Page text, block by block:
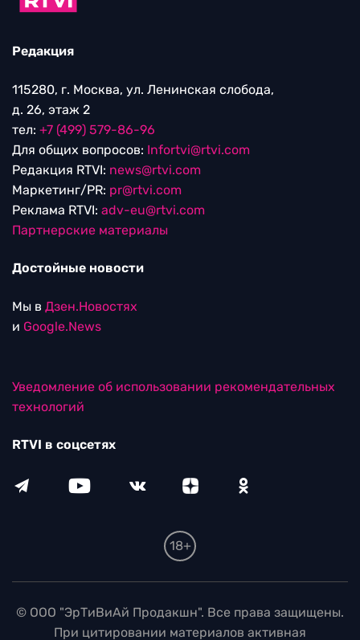
Редакция
115280, г. Москва, ул. Ленинская слобода,
д. 26, этаж 2
тел: +7 (499) 579-86-96
Для общих вопросов: Infortvi@rtvi.com
Редакция RTVI: news@rtvi.com
Маркетинг/PR: pr@rtvi.com
Реклама RTVI: adv-eu@rtvi.com
Партнерские материалы
Достойные новости
Мы в Дзен.Новостях
и Google.News
Уведомление об использовании рекомендательных
технологий
RTVI в соцсетях
18+
© ООО "ЭрТиВиАй Продакшн". Все права защищены.
При цитировании материалов активная